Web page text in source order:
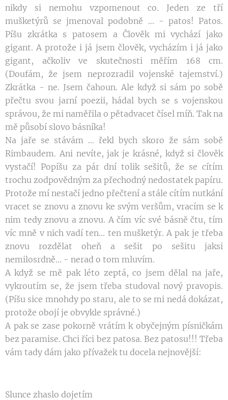
nikdy si nemohu vzpomenout co. Jeden ze tří
mušketýrů se jmenoval podobně ... - patos! Patos.
Píšu zkrátka s patosem a Člověk mi vychází jako
gigant. A protože i já jsem člověk, vycházím i já jako
gigant, ačkoliv ve skutečnosti měřím 168 cm.
(Doufám, že jsem neprozradil vojenské tajemství.)
Zkrátka - ne. Jsem čahoun. Ale když si sám po sobě
přečtu svou jarní poezii, hádal bych se s vojenskou
správou, že mi naměřila o pětadvacet čísel míň. Tak na
mě působí slovo básníka!
Na jaře se stávám ... řekl bych skoro že sám sobě
Rimbaudem. Ani nevíte, jak je krásné, když si člověk
vystačí! Popíšu za pár dní tolik sešitů, že se cítím
trochu zodpovědným za přechodný nedostatek papíru.
Protože mí nestačí jedno přečtení a stále cítím nutkání
vracet se znovu a znovu ke svým veršům, vracím se k
nim tedy znovu a znovu. A čím víc své básně čtu, tím
víc mně v nich vadí ten... ten mušketýr. A pak je třeba
znovu rozdělat oheň a sešit po sešitu jaksi
nemilosrdně... - nerad o tom mluvím.
A když se mě pak léto zeptá, co jsem dělal na jaře,
vykroutím se, že jsem třeba studoval nový pravopis.
(Píšu sice mnohdy po staru, ale to se mi nedá dokázat,
protože obojí je obvykle správné.)
A pak se zase pokorně vrátím k obyčejným písničkám
bez paramise. Chci říci bez patosa. Bez patosu!!! Třeba
vám tady dám jako přívažek tu docela nejnovější:
Slunce zhaslo dojetím